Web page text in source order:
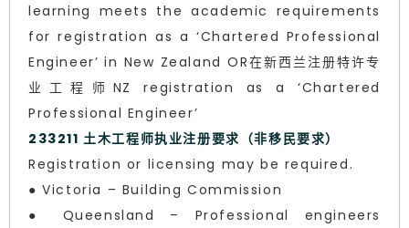
learning meets the academic requirements
for registration as a ‘Chartered Professional
Engineer’ in New Zealand OR在新西兰注册特许专
业工程师NZ registration as a ‘Chartered
Professional Engineer’
233211 土木工程师执业注册要求（非移民要求）
Registration or licensing may be required.
● Victoria – Building Commission
● Queensland – Professional engineers